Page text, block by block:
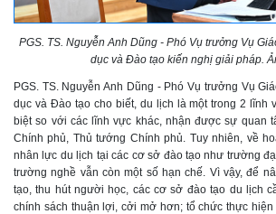
PGS. TS. Nguyễn Anh Dũng - Phó Vụ trưởng Vụ
dục và Đào tạo kiến nghị giải pháp.
PGS. TS. Nguyễn Anh Dũng - Phó Vụ trưởng Vụ
dục và Đào tạo cho biết, du lịch là một trong 2 lĩnh
biệt so với các lĩnh vực khác, nhận được sự quan
Chính phủ, Thủ tướng Chính phủ. Tuy nhiên, về
nhân lực du lịch tại các cơ sở đào tạo như trường
trường nghề vẫn còn một số hạn chế. Vì vậy, để
tạo, thu hút người học, các cơ sở đào tạo du lịch
chính sách thuận lợi, cởi mở hơn; tổ chức thực hiện